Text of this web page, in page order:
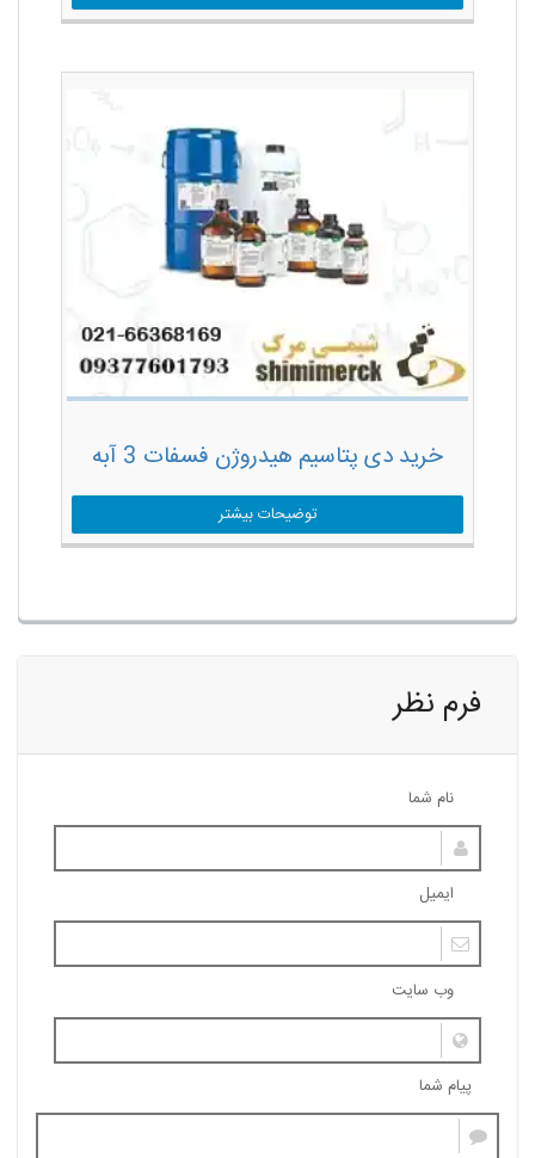
خرید دی پتاسیم هیدروژن فسفات 3 آبه
توضیحات بیشتر
فرم نظر
نام شما
ایمیل
وب سایت
پیام شما